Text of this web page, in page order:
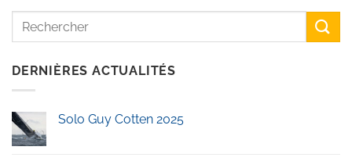
DERNIÈRES ACTUALITÉS
Solo Guy Cotten 2025